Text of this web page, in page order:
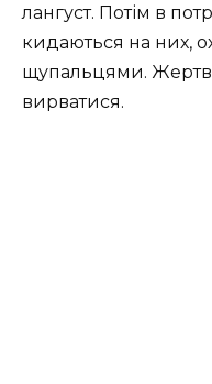
лангуст. Потім в
кидаються на них,
щупальцями.
вирватися.